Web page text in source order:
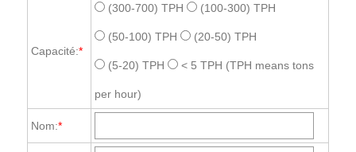
Capacité:*
(300-700) TPH (100-300) TPH
(50-100) TPH (20-50) TPH
(5-20) TPH < 5 TPH (TPH means tons
per hour)
Nom:*